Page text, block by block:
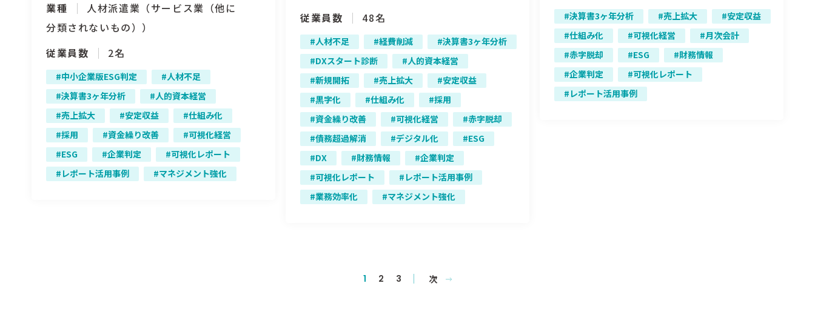
業種
人材派遣業（サービス業（他に
分類されないもの））
従業員数
2名
中小企業版ESG判定
人材不足
決算書3ヶ年分析
人的資本経営
売上拡大
安定収益
仕組み化
採用
資金繰り改善
可視化経営
ESG
企業判定
可視化レポート
レポート活用事例
マネジメント強化
従業員数
48名
人材不足 経費削減
決算書3ヶ年分析
DXスタート診断
人的資本経営
新規開拓
売上拡大
安定収益
黒字化
仕組み化
採用
資金繰り改善
可視化経営
赤字脱却
債務超過解消
デジタル化
ESG
DX
財務情報
企業判定
可視化レポート
レポート活用事例
業務効率化
マネジメント強化
決算書3ヶ年分析 売上拡大
安定収益
仕組み化
可視化経営
月次会計
赤字脱却
ESG
財務情報
企業判定
可視化レポート
レポート活用事例
1 2 3 次